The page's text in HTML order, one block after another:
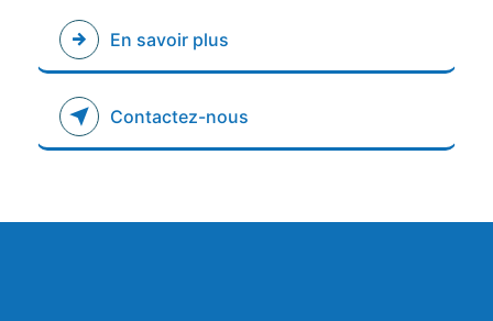
En savoir plus
Contactez-nous